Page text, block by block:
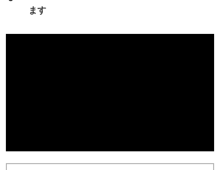
ます